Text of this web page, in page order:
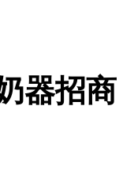
器招商